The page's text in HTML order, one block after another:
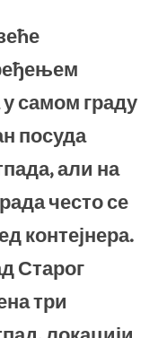
у самом граду
посуда
али на
често се
контејнера.
Старог
три